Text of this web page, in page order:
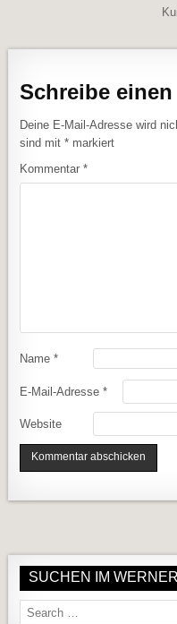
Schreibe
Deine E-Mail-Adresse wird
sind mit* markiert
Kommentar*
Name*
E-Mail-Adresse*
Website
SUCHEN IM
Search for: